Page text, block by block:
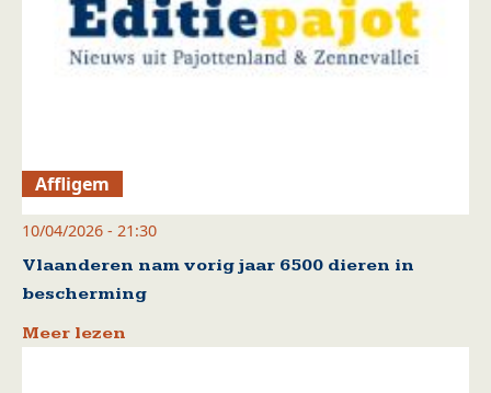
Affligem
10/04/2026 - 21:30
Vlaanderen nam vorig jaar 6500 dieren in
bescherming
Meer lezen